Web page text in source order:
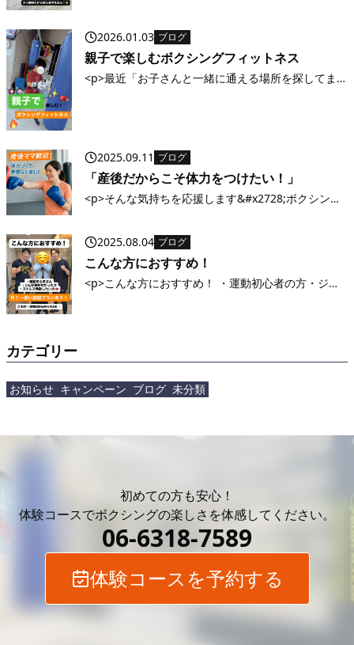
2026.01.03 ブログ
親子で楽しむボクシングフィットネス
<p>最近「お子さんと一緒に通える場所を探してま
2025.09.11 ブログ
「産後だからこそ体力をつけたい！」
<p>そんな気持ちを応援します&#x2728;ボクシング
方も大歓迎！まずは気軽に体験レッスンへ
&#x1f60a; NAKAT [&hellip;]</p>
2025.08.04 ブログ
こんな方におすすめ！
<p>こんな方におすすめ！ ・運動初心者の方・ジム
カテゴリー
お知らせ キャンペーン ブログ 未分類
初めての方も安心！
体験コースでボクシングの楽しさを体感してください。
06-6318-7589
体験コースを予約する